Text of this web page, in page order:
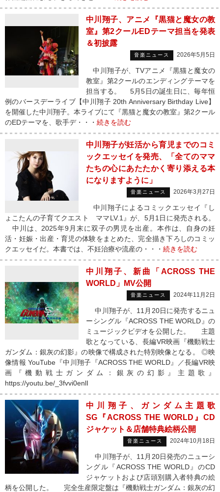
中川翔子、アニメ『黒猫と魔女の教
室』第2クールEDテーマ担当を発表
＆初披露
音楽ニュース 2026年5月5日
中川翔子が、TVアニメ『黒猫と魔女の
教室』第2クールのエンディングテーマを
担当する。 5月5日の誕生日に、毎年恒
例のバースデーライブ【中川翔子 20th Anniversary Birthday Live】
を開催した中川翔子。本ライブにて『黒猫と魔女の教室』第2クール
のEDテーマを、歌手デ・・・ 続きを読む
中川翔子が妊活から育児までのコミ
ックエッセイを発売、「全てのママ
たちの心にあたたかく寄り添える本
になりますように」
音楽ニュース 2026年3月27日
中川翔子によるコミックエッセイ『し
ょこたんの子育てクエスト ママLV.1』が、5月1日に発売される。
中川は、2025年9月末に双子の男児を出産。本作は、自身の妊
活・妊娠・出産・育児の体験をまとめた、完全描き下ろしのコミッ
クエッセイだ。本書では、不妊治療や流産の・・・ 続きを読む
中川翔子、新曲「ACROSS THE
WORLD」MV公開
音楽ニュース 2024年11月2日
中川翔子が、11月20日に発売するニュ
ーシングル『ACROSS THE WORLD』の
ミュージックビデオを公開した。 主題
歌となっている、長編VR映画『機動戦士
ガンダム：銀灰の幻影』の映像で構成された特別映像となる。 ◎映
像情報 YouTube『中川翔子『ACROSS THE WORLD』／長編VR映
画『機動戦士ガンダム：銀灰の幻影』主題歌』
https://youtu.be/_3fvvi0enlI
中川翔子、ガンダム主題歌
SG『ACROSS THE WORLD』CD
ジャケット＆店舗特典絵柄公開
音楽ニュース 2024年10月18日
中川翔子が、11月20日発売のニューシ
ングル『ACROSS THE WORLD』のCD
ジャケットおよび店頭別購入者特典の絵
柄を公開した。 完全生産限定盤は『機動戦士ガンダム：銀灰の幻